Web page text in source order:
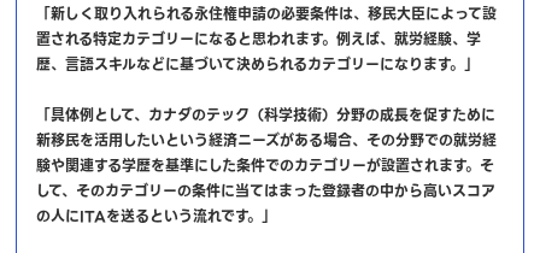
「新しく取り入れられる永住権申請の必要条件は、移民大臣によって設
置される特定カテゴリーになると思われます。例えば、就労経験、学
歴、言語スキルなどに基づいて決められるカテゴリーになります。」
「具体例として、カナダのテック（科学技術）分野の成長を促すために
新移民を活用したいという経済ニーズがある場合、その分野での就労経
験や関連する学歴を基準にした条件でのカテゴリーが設置されます。そ
して、そのカテゴリーの条件に当てはまった登録者の中から高いスコア
の人にITAを送るという流れです。」